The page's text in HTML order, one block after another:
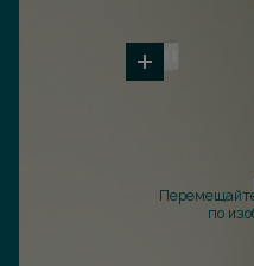
по